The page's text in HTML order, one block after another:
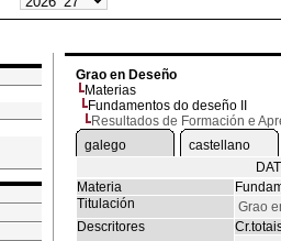
Grao en Deseño
Materias
Fundamentos do deseño II
Resultados de Formación e
galego
castellano
Materia
Titulación
Grao
Descritores